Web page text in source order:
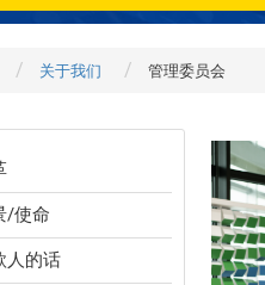
关于我们 管理委员会
/使命
人的话